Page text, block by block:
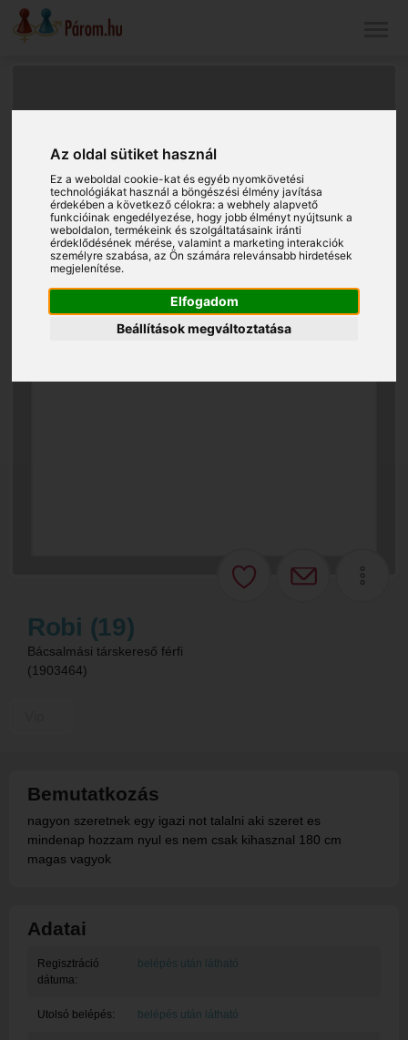
Az oldal sütiket használ
Ez a weboldal cookie-kat és egyéb nyomkövetési
technológiákat használ a böngészési élmény javítása
érdekében a következő célokra:a webhely alapvető
funkcióinak engedélyezése, hogy jobb élményt nyújtsunk a
weboldalon,termékeink és szolgáltatásaink iránti
érdeklődésének mérése, valamint a marketing interakciók
személyre szabása,az Ön számára relevánsabb hirdetések
megjelenítése.
Elfogadom
Beállítások megváltoztatása
Robi (19)
Bácsalmási társkereső férfi
(1903464)
Bemutatkozás
nagyon szeretnek egy igazi not talalni aki szeret es
mindenap hozzam nyul es nem csak kihasznal 180 cm
magas vagyok
Adatai
Regisztráció
dátuma:
belépés után látható
Utolsó belépés: belépés után látható